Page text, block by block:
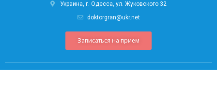
Украина, г. Одесса, ул. Жуковского 32
doktorgran@ukr.net
Записаться на прием